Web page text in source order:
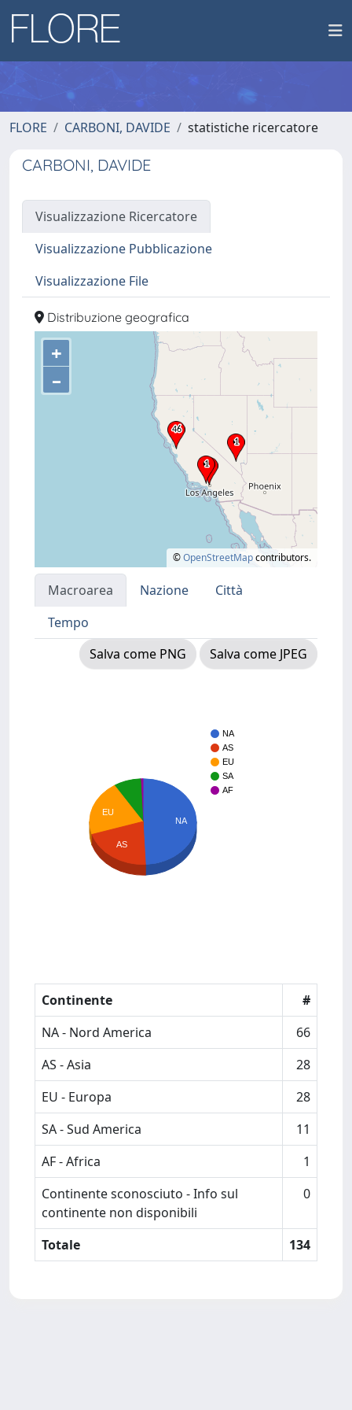
FLORE CARBONI, DAVIDE statistiche ricercatore
CARBONI, DAVIDE
Visualizzazione Ricercatore
Visualizzazione Pubblicazione
Visualizzazione File
Distribuzione geografica
+
–
©OpenStreetMapcontributors.
Macroarea Nazione
Città
Tempo
Salva come PNG
Salva come JPEG
NA
AS
EU
SA
AF
NA
EU
AS
Continente
#
NA - Nord America
66
AS - Asia
28
EU - Europa
28
SA - Sud America
11
AF - Africa
1
Continente sconosciuto - Info sul
continente non disponibili
0
Totale 134